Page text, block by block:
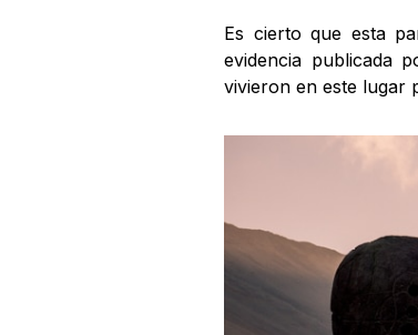
Es cierto que esta
evidencia publicada
vivieron en este lugar